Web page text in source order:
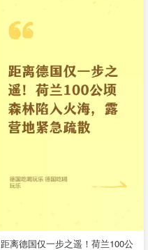
距离德国仅一步之遥！荷兰100公